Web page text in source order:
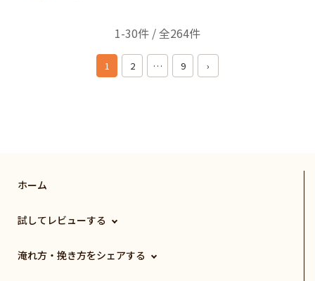
1-30件 / 全264件
1 2 … 9 ›
ホーム
試してレビューする
淹れ方・挽き方をシェアする